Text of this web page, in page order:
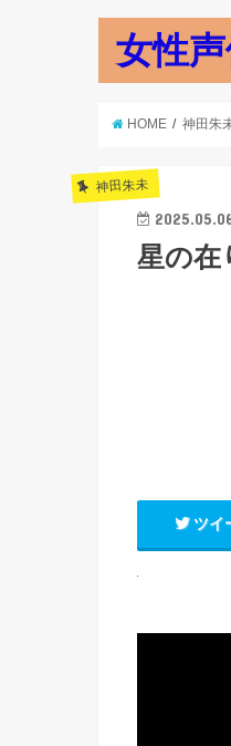
女性
HOME 神田朱
神田朱未
星の在
ツイ